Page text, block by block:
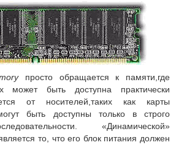
просто обращается к памяти,где
может быть доступна практически
от носителей,таких как карты
быть доступны только в строго
«Динамической»
то, что его блок питания должен